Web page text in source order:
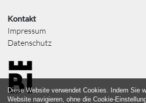
Kontakt
Impressum
Datenschutz
Diese Website verwendet Cookies. Indem Sie
Website navigieren, ohne die Cookie-